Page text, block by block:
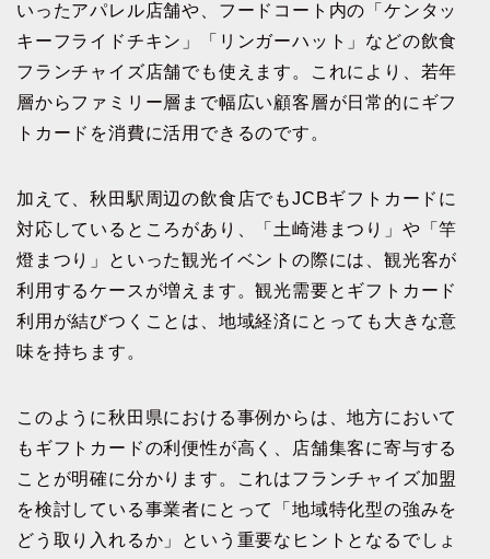
いったアパレル店舗や、フードコート内の「ケンタッ
キーフライドチキン」「リンガーハット」などの飲食
フランチャイズ店舗でも使えます。これにより、若年
層からファミリー層まで幅広い顧客層が日常的にギフ
トカードを消費に活用できるのです。
加えて、秋田駅周辺の飲食店でもJCBギフトカードに
対応しているところがあり、「土崎港まつり」や「竿
燈まつり」といった観光イベントの際には、観光客が
利用するケースが増えます。観光需要とギフトカード
利用が結びつくことは、地域経済にとっても大きな意
味を持ちます。
このように秋田県における事例からは、地方において
もギフトカードの利便性が高く、店舗集客に寄与する
ことが明確に分かります。これはフランチャイズ加盟
を検討している事業者にとって「地域特化型の強みを
どう取り入れるか」という重要なヒントとなるでしょ